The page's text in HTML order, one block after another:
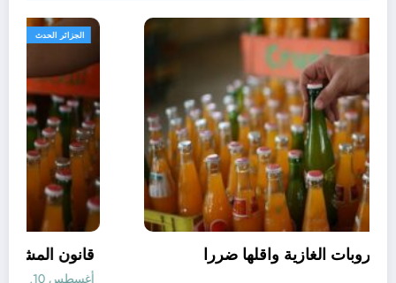
افضل انواع المشروبات الغازية واقلها ضررا